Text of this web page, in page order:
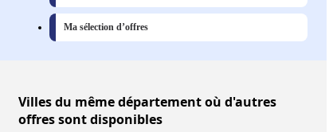
Ma sélection d’offres
Villesdu même département où d'autres
offres sont disponibles